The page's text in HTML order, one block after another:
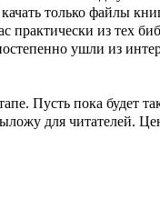
только файлы
практически из тех
ушли из
Пусть пока будет
для читателей.